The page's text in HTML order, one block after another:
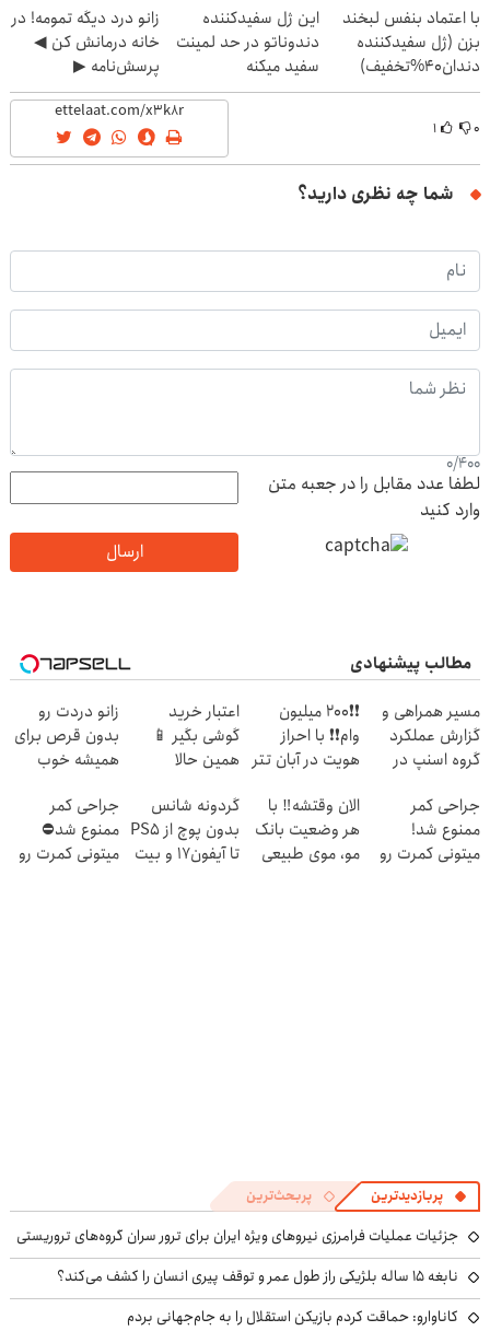
با اعتماد بنفس لبخند
بزن (ژل سفیدکننده
دندان40%تخفیف)
این ژل سفیدکننده
دندوناتو در حد لمینت
سفید میکنه
(40%تخفیف)
زانو درد دیگه تمومه! در
خانه درمانش کن ◀
پرسش‌نامه ▶
۰ ۱
شما چه نظری دارید؟
0/400
لطفا عدد مقابل را در جعبه متن
وارد کنید
ارسال
مطالب پیشنهادی
مسیر همراهی و
گزارش عملکرد
گروه اسنپ در
❗❗200 میلیون
وام❗❗ با احراز
هویت در آبان تتر
اعتبار خرید
گوشی بگیر 📱
همین حالا
بده 🎯
زانو دردت رو
بدون قرص برای
همیشه خوب
پرسش‌نامه)
جراحی کمر
ممنوع شد!
میتونی کمرت رو
الان وقتشه‼️ با
هر وضعیت بانک
مو، موی طبیعی
گردونه شانس
بدون پوچ از PS5
تا آیفون17 و بیت
جراحی کمر
ممنوع شد⛔
میتونی کمرت رو
پربازدیدترین پربحث‌ترین
جزئیات عملیات فرامرزی نیروهای ویژه ایران برای ترور سران گروه‌های تروریستی
نابغه ۱۵ ساله بلژیکی راز طول عمر و توقف پیری انسان را کشف می‌کند؟
کاناوارو: حماقت کردم بازیکن استقلال را به جام‌جهانی بردم